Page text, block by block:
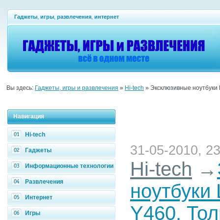
Гаджеты игры развлечения интернет
Вы здесь: Гаджеты, игры и развлечения » Hi-tech » Эксклюзивные ноутбуки
Навигация
Hi-tech
Гаджеты
Информационные технологии
Развлечения
Интернет
Игры
31-05-2010,
Hi-tech →
Y460.